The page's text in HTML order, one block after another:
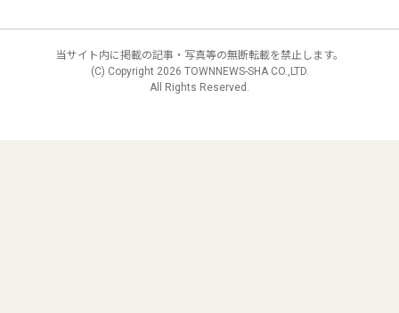
当サイト内に掲載の記事・写真等の無断転載を禁止します。
(C) Copyright 2026 TOWNNEWS-SHA CO.,LTD.
All Rights Reserved.